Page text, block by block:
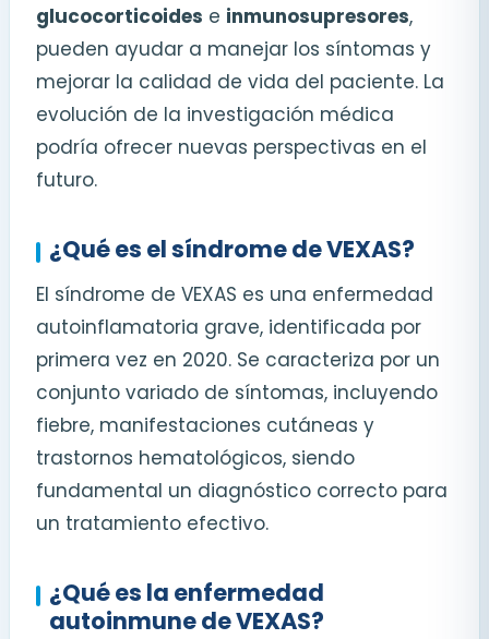
glucocorticoides e inmunosupresores,
pueden ayudar a manejar los síntomas y
mejorar la calidad de vida del paciente. La
evolución de la investigación médica
podría ofrecer nuevas perspectivas en el
futuro.
¿Qué es el síndrome de VEXAS?
El síndrome de VEXAS es una enfermedad
autoinflamatoria grave, identificada por
primera vez en 2020. Se caracteriza por un
conjunto variado de síntomas, incluyendo
fiebre, manifestaciones cutáneas y
trastornos hematológicos, siendo
fundamental un diagnóstico correcto para
un tratamiento efectivo.
¿Qué es la enfermedad
autoinmune de VEXAS?